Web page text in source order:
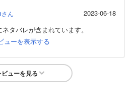
さん
2023-06-18
タバレが含まれています。
ューを表示する
ビューを見る